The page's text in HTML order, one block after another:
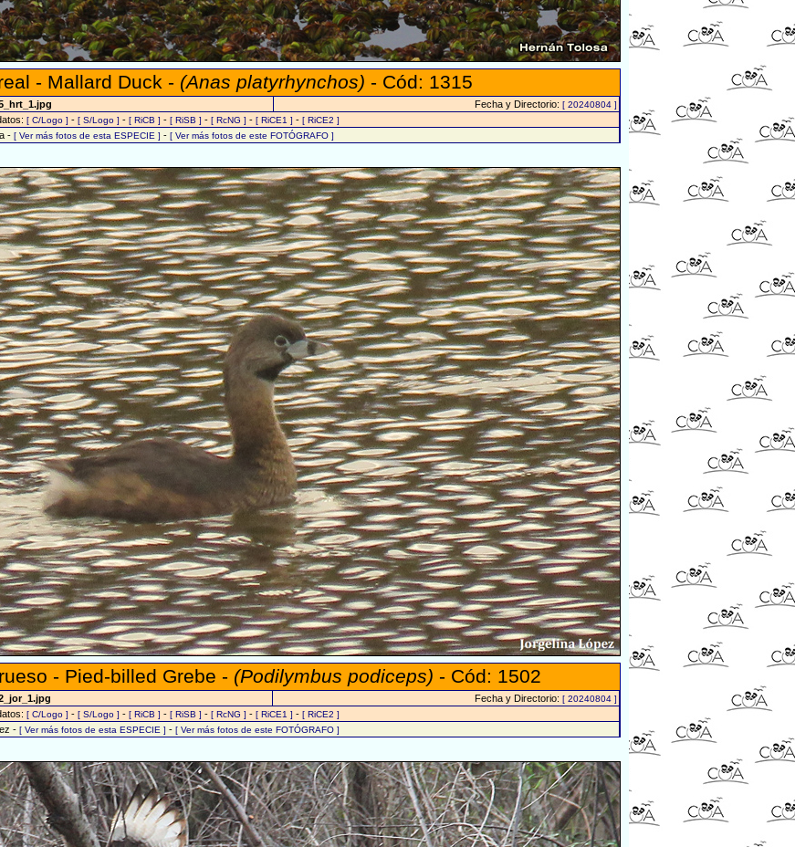
- Mallard Duck - (Anas platyrhynchos) - Cód: 1315
Fecha y Directorio: [ 20240804 ]
[ C/Logo ] - [ S/Logo ] - [ RiCB ] - [ RiSB ] - [ RcNG ] - [ RiCE1 ] - [ RiCE2 ]
- [ Ver más fotos de esta ESPECIE ] - [ Ver más fotos de este FOTÓGRAFO ]
- Pied-billed Grebe - (Podilymbus podiceps) - Cód: 1502
Fecha y Directorio: [ 20240804 ]
[ C/Logo ] - [ S/Logo ] - [ RiCB ] - [ RiSB ] - [ RcNG ] - [ RiCE1 ] - [ RiCE2 ]
- [ Ver más fotos de esta ESPECIE ] - [ Ver más fotos de este FOTÓGRAFO ]